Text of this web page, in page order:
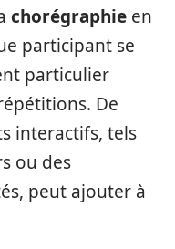
chorégraphie en
participant se
particulier
De
interactifs, tels
ou des
peut ajouter à